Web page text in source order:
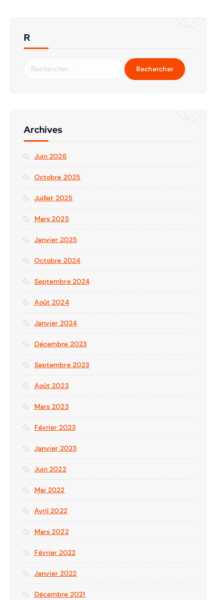
R
Archives
Juin 2026
Octobre 2025
Juillet 2025
Mars 2025
Janvier 2025
Octobre 2024
Septembre 2024
Août 2024
Janvier 2024
Décembre 2023
Septembre 2023
Août 2023
Mars 2023
Février 2023
Janvier 2023
Juin 2022
Mai 2022
Avril 2022
Mars 2022
Février 2022
Janvier 2022
Décembre 2021